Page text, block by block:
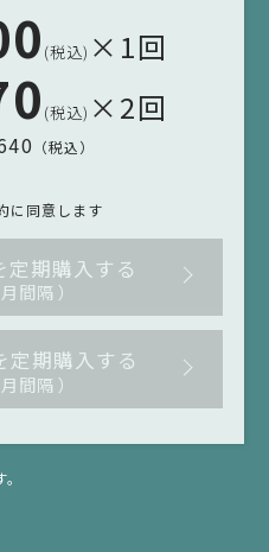
次の行為を禁止します。万
、当社は本サービスの提供
することがあります。ま
り当社または第三者に損害
の損害を賠償する責任を負
(税込) ×1回
(税込) ×2回
（税込）
に同意します
定期購入する
間隔 ）
定期購入する
間隔 ）